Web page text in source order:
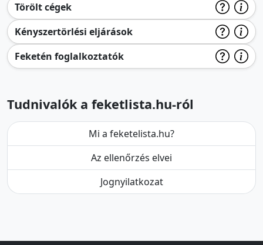
Törölt cégek
Kényszertörlési eljárások
Feketén foglalkoztatók
Tudnivalók a feketlista.hu-ról
Mi a feketelista.hu?
Az ellenőrzés elvei
Jognyilatkozat